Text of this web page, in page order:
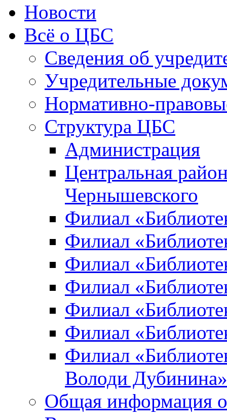
Новости
Всё о ЦБС
Сведения об
Учредительные
Нормативно-
Структура ЦБС
Администрация
Центральная
Чернышевского
Филиал
Филиал
Филиал
Филиал
Филиал
Филиал
Филиал
Володи Дубинина»
Общая информация